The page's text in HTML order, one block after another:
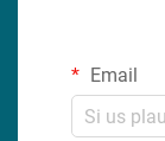
Email